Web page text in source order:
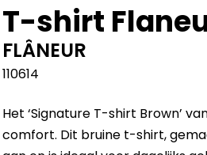
T-shirt
FLÂNEUR
110614
Het ‘Signature T-shirt Brown’
comfort. Dit bruine t-shirt,